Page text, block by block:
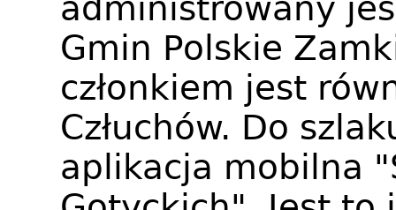
administrowany
Gmin Polskie
członkiem jest
Człuchów. Do
aplikacja mobilna